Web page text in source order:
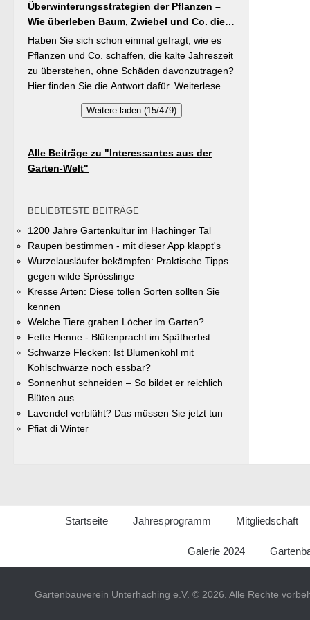
brauchen Stangenbohnen im Gegensatz zu
Buschbohnen eine moderierte Düngung
während der Wachstumsphase. Besonderes
Detail: Bohnen gehen Symbiosen mit
Knöllchenbakterien ein, die Stickstoff aus der
Luft binden – Vorfrucht-Wirkung für das
Vielfalt im Gemeindegebiet zu fördern und
gleichzeitig durch die Entsiegelung von
Privatflächen einen aktiven Beitrag zur
Verbesserung des Ortsklimas zu leisten.
Warum? Entsiegelte Flächen helfen… Hitze zu
reduzieren Regenwasser besser zu speichern
zu gestalten. Insgesamt drei Gärten werden
aus Vertretern der Gemeinde Unterhaching
sowie des Gartenbauvereins Unterhaching
jeweils einen Gutschein von Pflanzen-Kölle
Insektenhotel und eine Urkunde. Die
Teilnahmebedingungen, Bewertungskriterien
und das Anmeldeformular siehe auf den Seiten
der Gemeinde Unterhaching (Termin
abgelaufen).
Überwinterungsstrategien der Pflanzen –
Wie überleben Baum, Zwiebel und Co. die
kalte Jahreszeit?
Haben Sie sich schon einmal gefragt, wie es
Pflanzen und Co. schaffen, die kalte Jahreszeit
zu überstehen, ohne Schäden davonzutragen?
Hier finden Sie die Antwort dafür. Weiterlesen
bei „GartenTipps“
Weitere laden (15/479)
Alle Beiträge zu "Interessantes aus der
Garten-Welt"
BELIEBTESTE BEITRÄGE
1200 Jahre Gartenkultur im Hachinger Tal
Raupen bestimmen - mit dieser App klappt's
Wurzelausläufer bekämpfen: Praktische Tipps
gegen wilde Sprösslinge
Kresse Arten: Diese tollen Sorten sollten Sie
kennen
Welche Tiere graben Löcher im Garten?
Fette Henne - Blütenpracht im Spätherbst
Schwarze Flecken: Ist Blumenkohl mit
Kohlschwärze noch essbar?
Sonnenhut schneiden – So bildet er reichlich
Blüten aus
Lavendel verblüht? Das müssen Sie jetzt tun
Pfiat di Winter
Startseite Jahresprogramm Mitgliedschaft
Galerie 2024
Gartenbauverein Unterhaching e.V. © 2026. Alle Rechte